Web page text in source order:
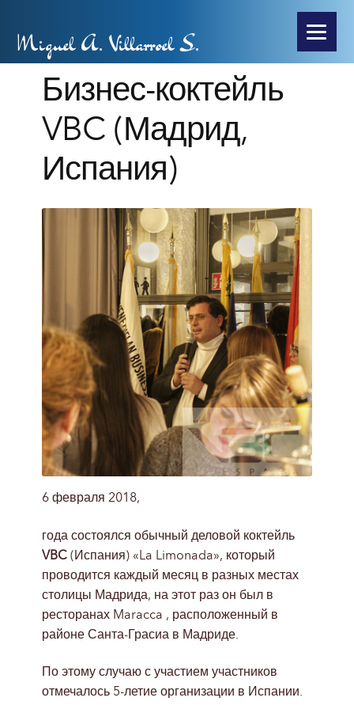
Miguel A. Villarroel S.
Бизнес-коктейль
VBC (Мадрид,
Испания)
6 февраля 2018,
года состоялся обычный деловой коктейль
VBC(Испания) «La Limonada», который
проводится каждый месяц в разных местах
столицы Мадрида, на этот раз он был в
ресторанах Maracca , расположенный в
районе Санта-Грасиа в Мадриде.
По этому случаю с участием участников
отмечалось 5-летие организации в Испании.